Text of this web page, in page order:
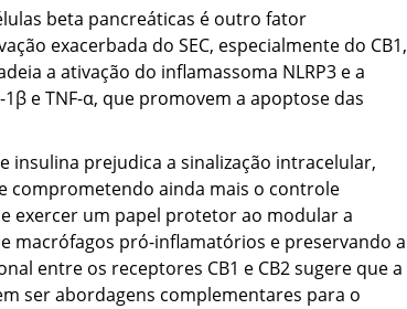
beta pancreáticas é outro fator
exacerbada do SEC, especialmente do CB1,
a ativação do inflamassoma NLRP3 e a
e TNF-α, que promovem a apoptose das
insulina prejudica a sinalização intracelular,
comprometendo ainda mais o controle
exercer um papel protetor ao modular a
macrófagos pró-inflamatórios e preservando a
entre os receptores CB1 e CB2 sugere que a
ser abordagens complementares para o